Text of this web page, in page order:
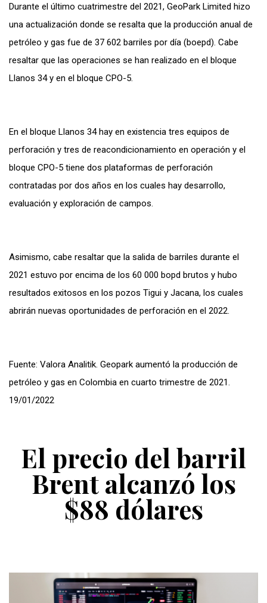
Durante el último cuatrimestre del 2021, GeoPark Limited hizo
una actualización donde se resalta que la producción anual de
petróleo y gas fue de 37 602 barriles por día (boepd). Cabe
resaltar que las operaciones se han realizado en el bloque
Llanos 34 y en el bloque CPO-5.
En el bloque Llanos 34 hay en existencia tres equipos de
perforación y tres de reacondicionamiento en operación y el
bloque CPO-5 tiene dos plataformas de perforación
contratadas por dos años en los cuales hay desarrollo,
evaluación y exploración de campos.
Asimismo, cabe resaltar que la salida de barriles durante el
2021 estuvo por encima de los 60 000 bopd brutos y hubo
resultados exitosos en los pozos Tigui y Jacana, los cuales
abrirán nuevas oportunidades de perforación en el 2022.
Fuente: Valora Analitik. Geopark aumentó la producción de
petróleo y gas en Colombia en cuarto trimestre de 2021.
19/01/2022
El precio del barril
Brent alcanzó los
$88 dólares